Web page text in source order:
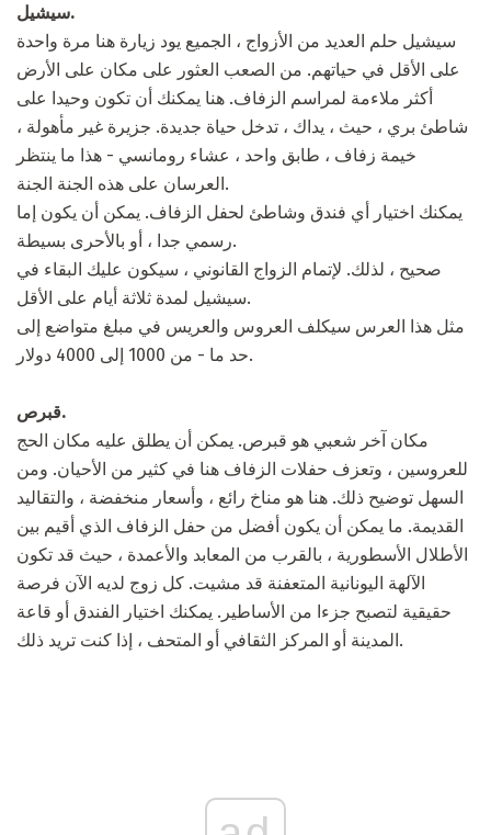
سيشيل.
سيشيل حلم العديد من الأزواج ، الجميع يود زيارة هنا مرة واحدة
على الأقل في حياتهم. من الصعب العثور على مكان على الأرض
أكثر ملاءمة لمراسم الزفاف. هنا يمكنك أن تكون وحيدا على
شاطئ بري ، حيث ، يداك ، تدخل حياة جديدة. جزيرة غير مأهولة ،
خيمة زفاف ، طابق واحد ، عشاء رومانسي - هذا ما ينتظر
العرسان على هذه الجنة الجنة.
يمكنك اختيار أي فندق وشاطئ لحفل الزفاف. يمكن أن يكون إما
رسمي جدا ، أو بالأحرى بسيطة.
صحيح ، لذلك. لإتمام الزواج القانوني ، سيكون عليك البقاء في
سيشيل لمدة ثلاثة أيام على الأقل.
مثل هذا العرس سيكلف العروس والعريس في مبلغ متواضع إلى
حد ما - من 1000 إلى 4000 دولار.
قبرص.
مكان آخر شعبي هو قبرص. يمكن أن يطلق عليه مكان الحج
للعروسين ، وتعزف حفلات الزفاف هنا في كثير من الأحيان. ومن
السهل توضيح ذلك. هنا هو مناخ رائع ، وأسعار منخفضة ، والتقاليد
القديمة. ما يمكن أن يكون أفضل من حفل الزفاف الذي أقيم بين
الأطلال الأسطورية ، بالقرب من المعابد والأعمدة ، حيث قد تكون
الآلهة اليونانية المتعفنة قد مشيت. كل زوج لديه الآن فرصة
حقيقية لتصبح جزءا من الأساطير. يمكنك اختيار الفندق أو قاعة
المدينة أو المركز الثقافي أو المتحف ، إذا كنت تريد ذلك.